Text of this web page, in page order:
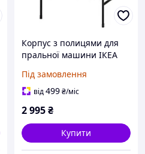
Корпус з полицями для
пральної машини ІКЕА
пральної машини ENHET
ЕНХЕТ антрацит,
Під замовлення
від499₴/міс
2 995₴
Купити